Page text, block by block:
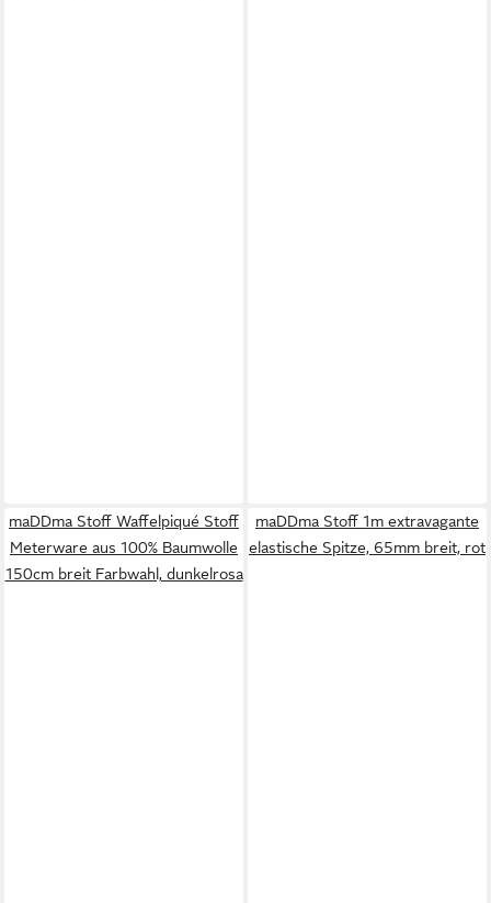
maDDma Stoff Waffelpiqué Stoff
Meterware aus 100% Baumwolle
150cm breit Farbwahl, dunkelrosa
maDDma Stoff 1m extravagante
elastische Spitze, 65mm breit, rot